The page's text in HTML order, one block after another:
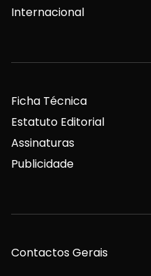
Internacional
Ficha Técnica
Estatuto Editorial
Assinaturas
Publicidade
Contactos Gerais